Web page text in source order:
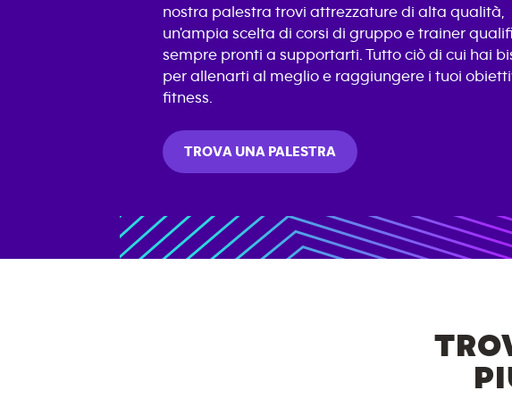
nostra palestra trovi attrezzature di alta qualità,
un'ampia scelta di corsi di gruppo e trainer
sempre pronti a supportarti. Tutto ciò di cui hai
per allenarti al meglio e raggiungere i tuoi
fitness.
TROVA UNA PALESTRA